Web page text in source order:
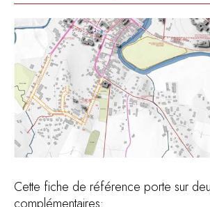
Cette fiche de référence porte sur